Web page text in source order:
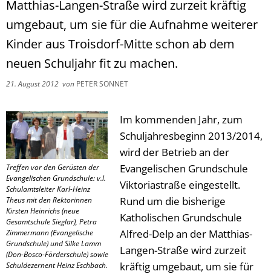
Matthias-Langen-Straße wird zurzeit kräftig
umgebaut, um sie für die Aufnahme weiterer
Kinder aus Troisdorf-Mitte schon ab dem
neuen Schuljahr fit zu machen.
21. August 2012 von PETER SONNET
Treffen vor den Gerüsten der
Evangelischen Grundschule: v.l.
Schulamtsleiter Karl-Heinz
Theus mit den Rektorinnen
Kirsten Heinrichs (neue
Gesamtschule Sieglar), Petra
Zimmermann (Evangelische
Grundschule) und Silke Lamm
(Don-Bosco-Förderschule) sowie
Schuldezernent Heinz Eschbach.
Im kommenden Jahr, zum
Schuljahresbeginn 2013/2014,
wird der Betrieb an der
Evangelischen Grundschule
Viktoriastraße eingestellt.
Rund um die bisherige
Katholischen Grundschule
Alfred-Delp an der Matthias-
Langen-Straße wird zurzeit
kräftig umgebaut, um sie für